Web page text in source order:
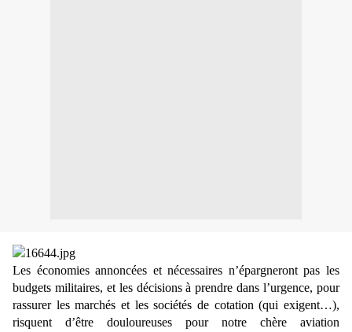
Les économies annoncées et nécessaires n’épargneront pas les
budgets militaires, et les décisions à prendre dans l’urgence, pour
rassurer les marchés et les sociétés de cotation (qui exigent…),
risquent d’être douloureuses pour notre chère aviation